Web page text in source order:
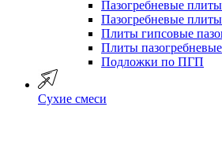
Пазогребневые
Пазогребневые
Плиты гипсовые
Плиты
Подложки по ПГП
Сухие смеси